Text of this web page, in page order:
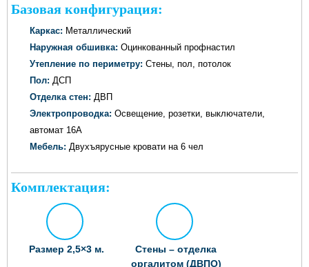
Базовая конфигурация:
Каркас: Металлический
Наружная обшивка: Оцинкованный профнастил
Утепление по периметру: Стены, пол, потолок
Пол: ДСП
Отделка стен: ДВП
Электропроводка: Освещение, розетки, выключатели,
автомат 16А
Мебель: Двухъярусные кровати на 6 чел
Комплектация:
Размер 2,5×3 м.
Стены – отделка
оргалитом (ДВПО)